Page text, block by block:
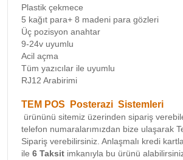
Plastik çekmece
5 kağıt para+ 8 madeni para gözleri
Üç pozisyon anahtar
9-24v uyumlu
Acil açma
Tüm yazıcılar ile uyumlu
RJ12 Arabirimi
TEM POS Posterazi Sistemleri
ürününü sitemiz üzerinden sipariş
telefon numaralarımızdan bize ulaşarak
Sipariş verebilirsiniz. Anlaşmalı kredi
ile 6 Taksit imkanıyla bu ürünü